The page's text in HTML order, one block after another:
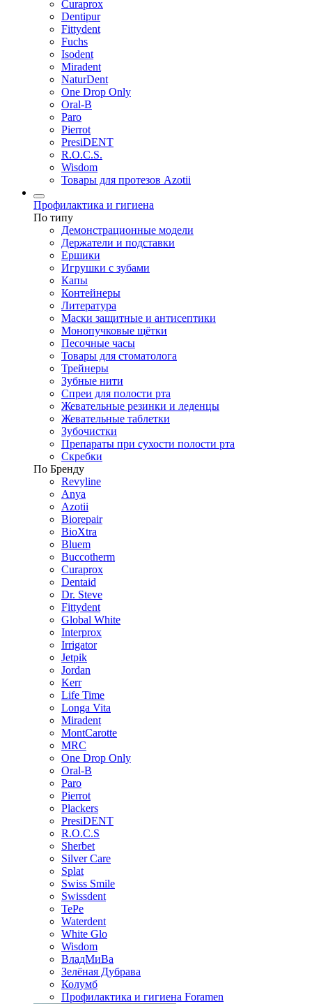
Curaprox
Dentipur
Fittydent
Fuchs
Isodent
Miradent
NaturDent
One Drop Only
Oral-B
Paro
Pierrot
PresiDENT
R.O.C.S.
Wisdom
Товары для протезов Azotii
Профилактика и гигиена
По типу
Демонстрационные модели
Держатели и подставки
Ершики
Игрушки с зубами
Капы
Контейнеры
Литература
Маски защитные и антисептики
Монопучковые щётки
Песочные часы
Товары для стоматолога
Трейнеры
Зубные нити
Спреи для полости рта
Жевательные резинки и леденцы
Жевательные таблетки
Зубочистки
Препараты при сухости полости рта
Скребки
По Бренду
Revyline
Anya
Azotii
Biorepair
BioXtra
Bluem
Buccotherm
Curaprox
Dentaid
Dr. Steve
Fittydent
Global White
Interprox
Irrigator
Jetpik
Jordan
Kerr
Life Time
Longa Vita
Miradent
MontCarotte
MRC
One Drop Only
Oral-B
Paro
Pierrot
Plackers
PresiDENT
R.O.C.S
Sherbet
Silver Care
Splat
Swiss Smile
Swissdent
TePe
Waterdent
White Glo
Wisdom
ВладМиВа
Зелёная Дубрава
Колумб
Профилактика и гигиена Foramen